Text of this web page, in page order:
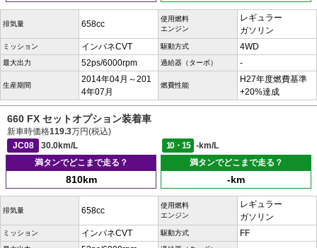
排気量 658cc
使用燃料
エンジン
レギュラー
ガソリン
ミッション インパネCVT 駆動方式 4WD
最大出力 52ps/6000rpm 過給器（ターボ） -
生産期間
2014年04月～201
4年07月
燃費性能
H27年度燃費基準
+20%達成
660 FX セットオプション装着車
新車時価格119.3万円(税込)
JC08
30.0km/L 10・15
-km/L
満タンでどこまで走る？
810km
満タンでどこまで走る？
-km
排気量 658cc
使用燃料
エンジン
レギュラー
ガソリン
ミッション インパネCVT 駆動方式 FF